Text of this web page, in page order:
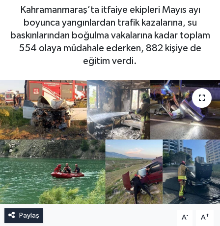
Kahramanmaraş’ta itfaiye ekipleri Mayıs ayı
boyunca yangınlardan trafik kazalarına, su
baskınlarından boğulma vakalarına kadar toplam
554 olaya müdahale ederken, 882 kişiye de
eğitim verdi.
Paylaş A- A+
Künye
Son Dakika Haberleri
Haber Arşivi